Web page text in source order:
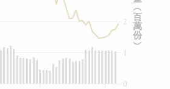
0
1
2
︵
百
萬
份
︶